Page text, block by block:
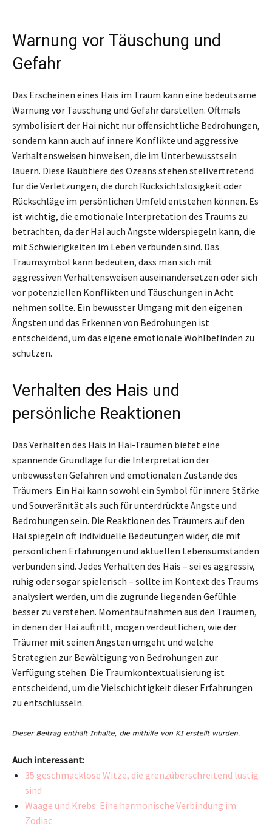
Warnung vor Täuschung und
Gefahr
Das Erscheinen eines Hais im Traum kann eine bedeutsame
Warnung vor Täuschung und Gefahr darstellen. Oftmals
symbolisiert der Hai nicht nur offensichtliche Bedrohungen,
sondern kann auch auf innere Konflikte und aggressive
Verhaltensweisen hinweisen, die im Unterbewusstsein
lauern. Diese Raubtiere des Ozeans stehen stellvertretend
für die Verletzungen, die durch Rücksichtslosigkeit oder
Rückschläge im persönlichen Umfeld entstehen können. Es
ist wichtig, die emotionale Interpretation des Traums zu
betrachten, da der Hai auch Ängste widerspiegeln kann, die
mit Schwierigkeiten im Leben verbunden sind. Das
Traumsymbol kann bedeuten, dass man sich mit
aggressiven Verhaltensweisen auseinandersetzen oder sich
vor potenziellen Konflikten und Täuschungen in Acht
nehmen sollte. Ein bewusster Umgang mit den eigenen
Ängsten und das Erkennen von Bedrohungen ist
entscheidend, um das eigene emotionale Wohlbefinden zu
schützen.
Verhalten des Hais und
persönliche Reaktionen
Das Verhalten des Hais in Hai-Träumen bietet eine
spannende Grundlage für die Interpretation der
unbewussten Gefahren und emotionalen Zustände des
Träumers. Ein Hai kann sowohl ein Symbol für innere Stärke
und Souveränität als auch für unterdrückte Ängste und
Bedrohungen sein. Die Reaktionen des Träumers auf den
Hai spiegeln oft individuelle Bedeutungen wider, die mit
persönlichen Erfahrungen und aktuellen Lebensumständen
verbunden sind. Jedes Verhalten des Hais – sei es aggressiv,
ruhig oder sogar spielerisch – sollte im Kontext des Traums
analysiert werden, um die zugrunde liegenden Gefühle
besser zu verstehen. Momentaufnahmen aus den Träumen,
in denen der Hai auftritt, mögen verdeutlichen, wie der
Träumer mit seinen Ängsten umgeht und welche
Strategien zur Bewältigung von Bedrohungen zur
Verfügung stehen. Die Traumkontextualisierung ist
entscheidend, um die Vielschichtigkeit dieser Erfahrungen
zu entschlüsseln.
Auch interessant:
35 geschmacklose Witze, die grenzüberschreitend lustig
sind
Waage und Krebs: Eine harmonische Verbindung im
Zodiac